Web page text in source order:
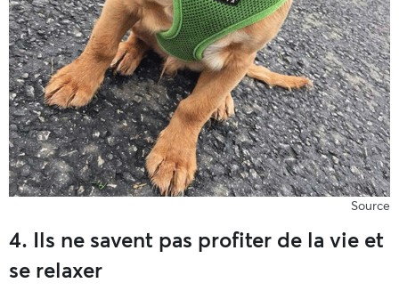
Source
4. Ils ne savent pas profiter de la vie et
se relaxer